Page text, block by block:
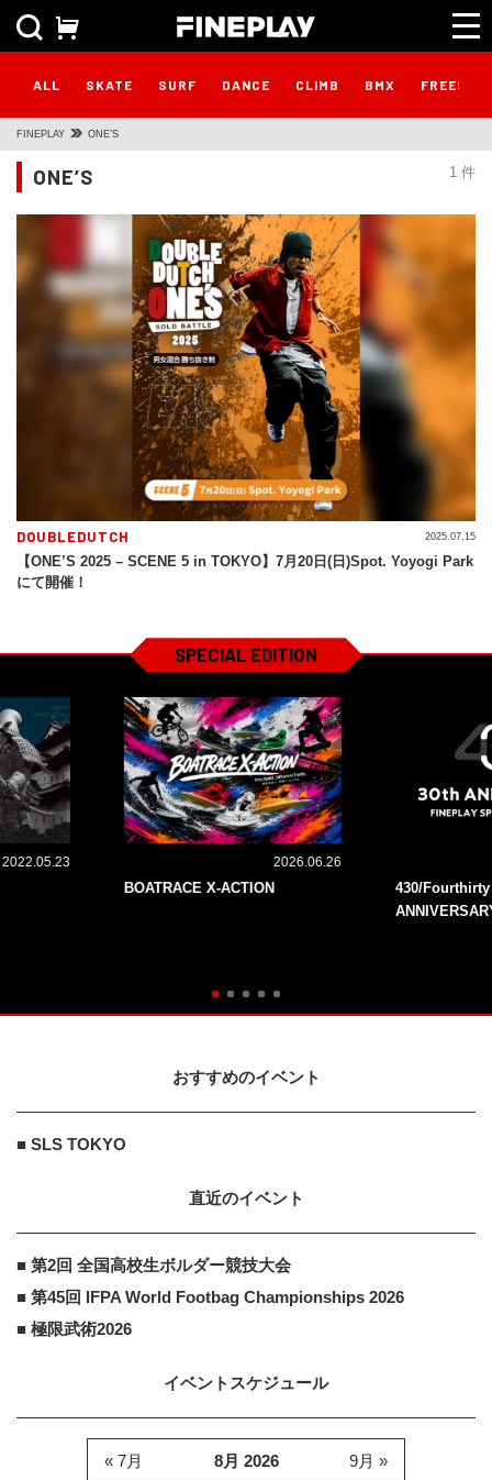
ALL SKATE SURF DANCE CLIMB BMX
FINEPLAY ONE’S
1 件
ONE’S
DOUBLEDUTCH
【ONE’S 2025 – SCENE 5 in TOKYO】7月20日(日)Spot. Yoyogi Park
にて開催！
2025.07.15
SPECIAL EDITION
2022.05.23 2026.06.26
BOATRACE X-ACTION
430/
おすすめのイベント
■ SLS TOKYO
直近のイベント
■ 第2回 全国高校生ボルダー競技大会
■ 第45回 IFPA World Footbag Championships 2026
■ 極限武術2026
イベントスケジュール
8月 2026
« 7月 9月 »